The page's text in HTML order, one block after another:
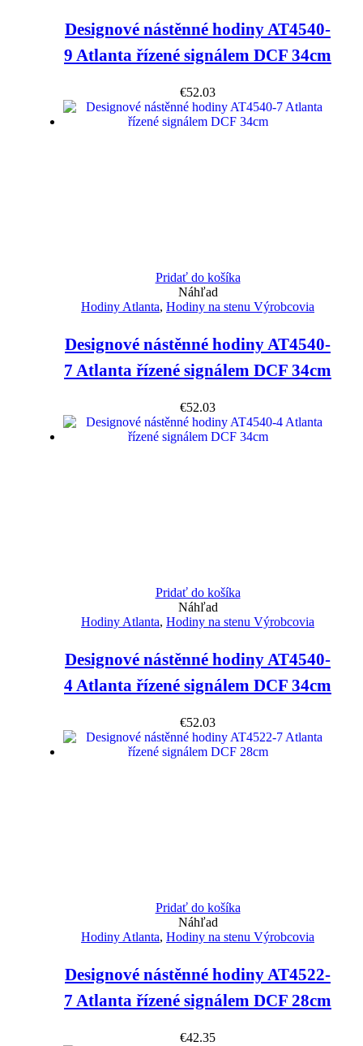
Designové nástěnné hodiny AT4540-
9 Atlanta řízené signálem DCF 34cm
€52.03
Pridať do košíka
Náhľad
Hodiny Atlanta, Hodiny na stenu Výrobcovia
Designové nástěnné hodiny AT4540-
7 Atlanta řízené signálem DCF 34cm
€52.03
Pridať do košíka
Náhľad
Hodiny Atlanta, Hodiny na stenu Výrobcovia
Designové nástěnné hodiny AT4540-
4 Atlanta řízené signálem DCF 34cm
€52.03
Pridať do košíka
Náhľad
Hodiny Atlanta, Hodiny na stenu Výrobcovia
Designové nástěnné hodiny AT4522-
7 Atlanta řízené signálem DCF 28cm
€42.35